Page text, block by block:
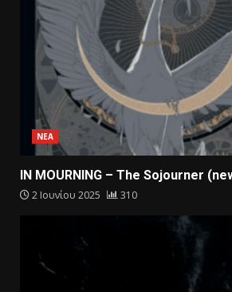
ΝΕΑ
IN MOURNING – The Sojourner
2 Ιουνίου 2025 310